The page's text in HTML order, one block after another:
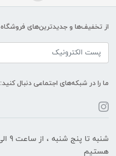
از تخفیف‌ها و جدیدترین‌های فروشگاه
ما را در شبکه‌های اجتماعی دنبال کنید:
هستیم